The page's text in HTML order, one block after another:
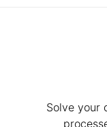
Solve your